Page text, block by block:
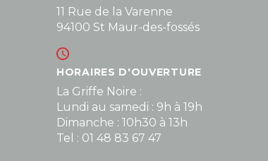
11 Rue de la Varenne
94100 St Maur-des-fossés
HORAIRES D'OUVERTURE
La Griffe Noire :
Lundi au samedi : 9h à 19h
Dimanche : 10h30 à 13h
Tel : 01 48 83 67 47